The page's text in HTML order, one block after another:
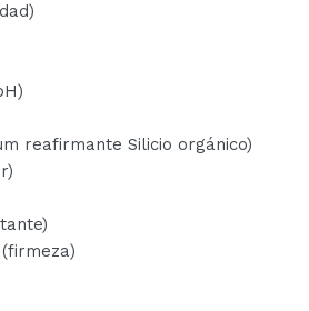
reafirmante Silicio orgánico)
(firmeza)